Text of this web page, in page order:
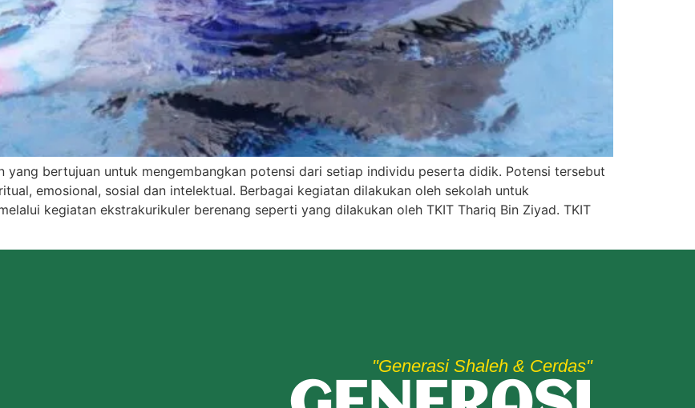
yang bertujuan untuk mengembangkan potensi dari setiap individu peserta didik. Potensi tersebut
emosional, sosial dan intelektual. Berbagai kegiatan dilakukan oleh sekolah untuk
kegiatan ekstrakurikuler berenang seperti yang dilakukan oleh TKIT Thariq Bin Ziyad. TKIT
"Generasi Shaleh & Cerdas"